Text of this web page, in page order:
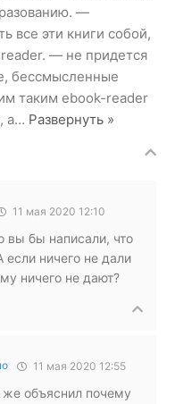
—
все эти книги собой,
— не придется
бессмысленные
таким ebook-reader
а… Развернуть »
11 мая 2020 12:10
вы бы написали, что
если ничего не дали
ничего не дают?
11 мая 2020 12:55
объяснил почему